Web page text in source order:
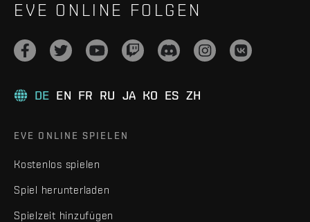
EVE ONLINE FOLGEN
DE EN FR RU JA KO ES ZH
EVE ONLINE SPIELEN
Kostenlos spielen
Spiel herunterladen
Spielzeit hinzufügen